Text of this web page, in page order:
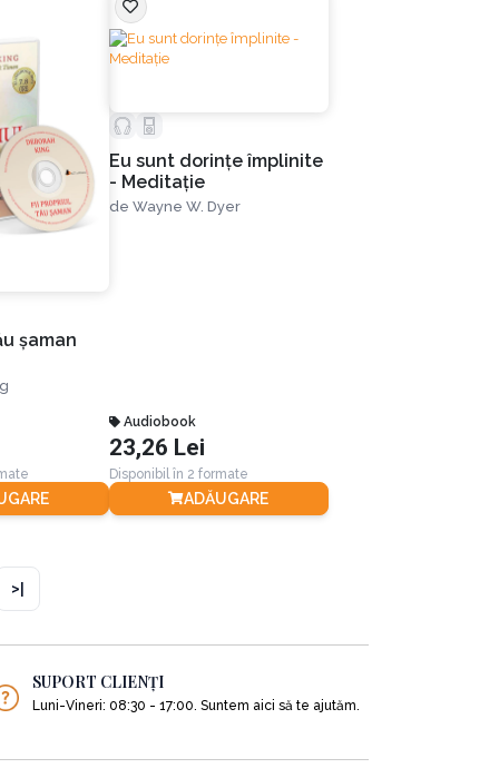
şaman
Eu sunt dorinţe împlinite
- Meditaţie
de Wayne W. Dyer
Audiobook
23,26 Lei
Disponibil în 2 formate
ADĂUGARE
>|
SUPORT CLIENȚI
Luni-Vineri: 08:30 - 17:00. Suntem aici să te ajutăm.